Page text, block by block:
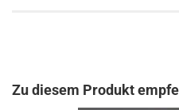
Zu diesem Produkt